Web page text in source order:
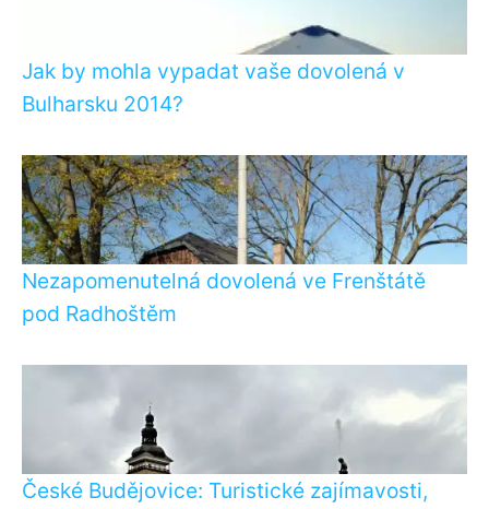
Jak by mohla vypadat vaše dovolená v
Bulharsku 2014?
Nezapomenutelná dovolená ve Frenštátě
pod Radhoštěm
České Budějovice: Turistické zajímavosti,